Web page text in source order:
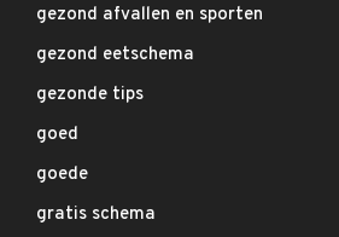
gezond afvallen en sporten
gezond eetschema
gezonde tips
goed
goede
gratis schema